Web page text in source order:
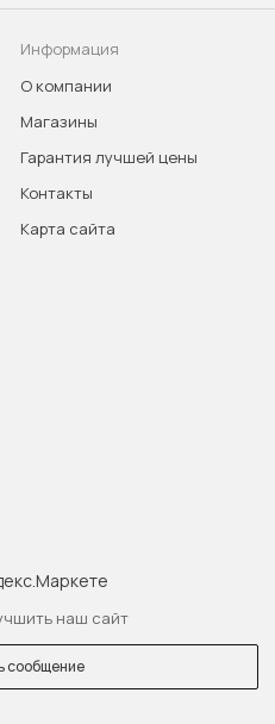
Информация
О компании
Магазины
Гарантия лучшей цены
Контакты
Карта сайта
наш сайт
сообщение